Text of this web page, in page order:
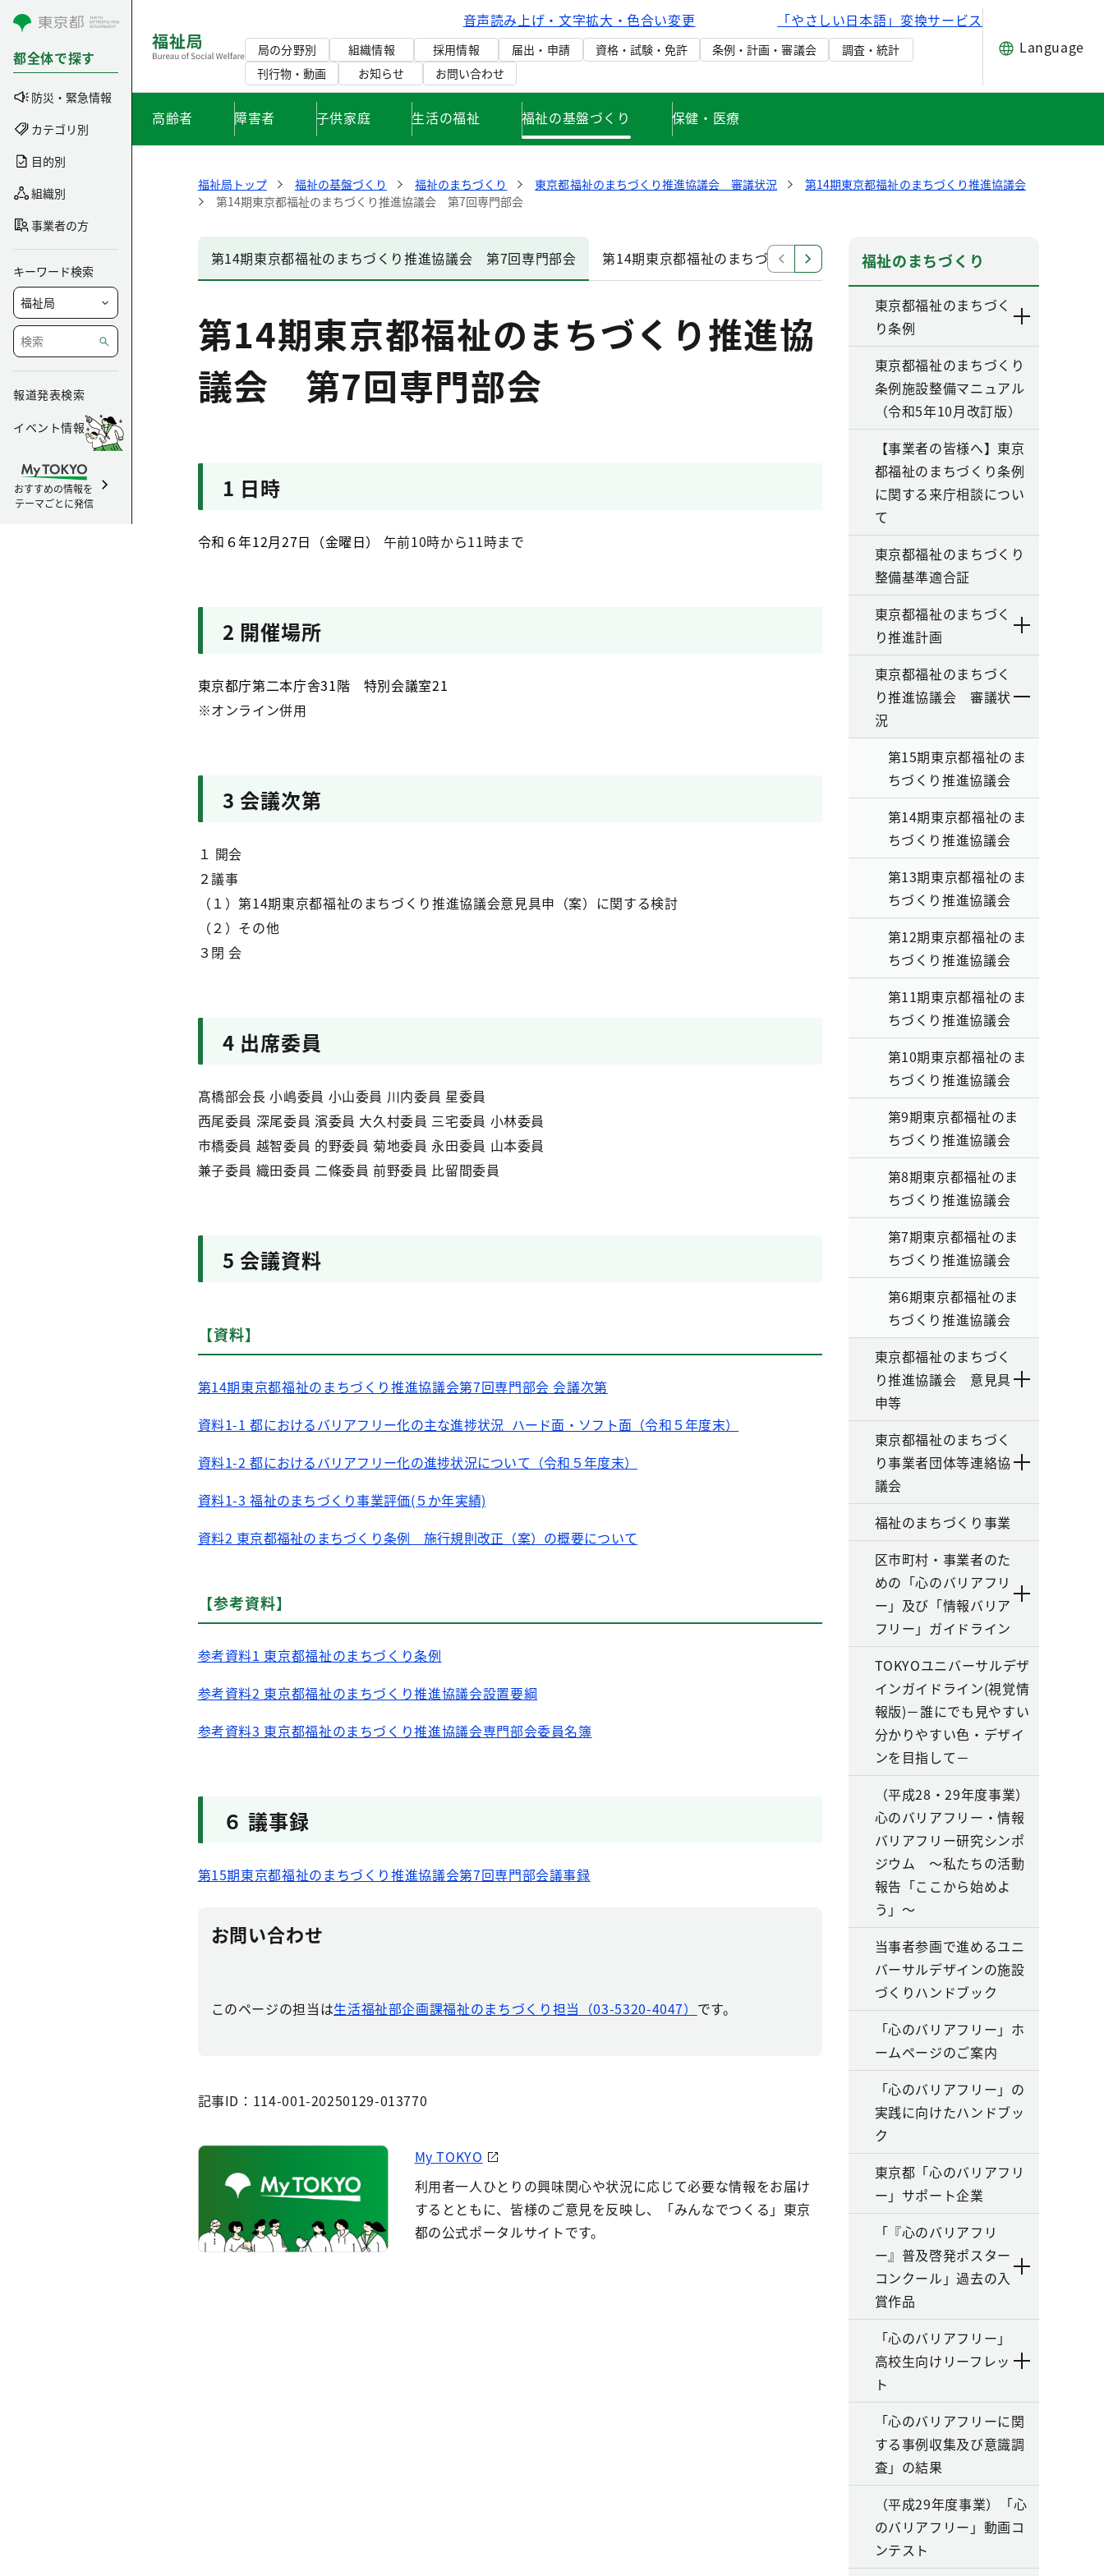
コンテンツにスキップ
都全体で探す
防災・緊急情報
カテゴリ別
目的別
組織別
事業者の方
キーワード検索
報道発表検索
イベント情報
おすすめの情報を
テーマごとに発信
音声読み上げ・文字拡大・色合い変更 「やさしい日本語」変換サービス
局の分野別 組織情報 採用情報 届出・申請 資格・試験・免許 条例・計画・審議会
調査・統計
刊行物・動画
お知らせ お問い合わせ
Language
高齢者 障害者 子供家庭 生活の福祉 福祉の基盤づくり 保健・医療
福祉局トップ 福祉の基盤づくり 福祉のまちづくり 東京都福祉のまちづくり推進協議会 審議状況
第14期東京都福祉のまちづくり推進協議会
第14期東京都福祉のまちづくり推進協議会 第7回専門部会
第14期東京都福祉のまちづくり推進協議会 第7回専門部会 第14期東京都福祉のまちづくり推進協議会 第6回専門部会
第14期東京都福祉のまちづくり推進協
議会 第7回専門部会
1 日時
令和６年12月27日（金曜日） 午前10時から11時まで
2 開催場所
東京都庁第二本庁舎31階 特別会議室21
※オンライン併用
3 会議次第
１ 開会
２議事
（１）第14期東京都福祉のまちづくり推進協議会意見具申（案）に関する検討
（２）その他
３閉 会
4 出席委員
髙橋部会長 小嶋委員 小山委員 川内委員 星委員
西尾委員 深尾委員 濱委員 大久村委員 三宅委員 小林委員
市橋委員 越智委員 的野委員 菊地委員 永田委員 山本委員
兼子委員 織田委員 二條委員 前野委員 比留間委員
5 会議資料
【資料】
第14期東京都福祉のまちづくり推進協議会第7回専門部会 会議次第
資料1-1都におけるバリアフリー化の主な進捗状況_ハード面・ソフト面（令和５年度末）
資料1-2都におけるバリアフリー化の進捗状況について（令和５年度末）
資料1-3福祉のまちづくり事業評価(５か年実績)
資料2 東京都福祉のまちづくり条例 施行規則改正（案）の概要について
【参考資料】
参考資料1 東京都福祉のまちづくり条例
参考資料2 東京都福祉のまちづくり推進協議会設置要綱
参考資料3 東京都福祉のまちづくり推進協議会専門部会委員名簿
６ 議事録
第15期東京都福祉のまちづくり推進協議会第7回専門部会議事録
お問い合わせ
このページの担当は生活福祉部企画課福祉のまちづくり担当（03-5320-4047） です。
記事ID：114-001-20250129-013770
My TOKYO
利用者一人ひとりの興味関心や状況に応じて必要な情報をお届け
するとともに、皆様のご意見を反映し、「みんなでつくる」東京
都の公式ポータルサイトです。
福祉のまちづくり
東京都福祉のまちづく
り条例
東京都福祉のまちづくり
条例施設整備マニュアル
（令和5年10月改訂版）
【事業者の皆様へ】東京
都福祉のまちづくり条例
に関する来庁相談につい
て
東京都福祉のまちづくり
整備基準適合証
東京都福祉のまちづく
り推進計画
東京都福祉のまちづく
り推進協議会 審議状
況
第15期東京都福祉のま
ちづくり推進協議会
第14期東京都福祉のま
ちづくり推進協議会
第13期東京都福祉のま
ちづくり推進協議会
第12期東京都福祉のま
ちづくり推進協議会
第11期東京都福祉のま
ちづくり推進協議会
第10期東京都福祉のま
ちづくり推進協議会
第9期東京都福祉のま
ちづくり推進協議会
第8期東京都福祉のま
ちづくり推進協議会
第7期東京都福祉のま
ちづくり推進協議会
第6期東京都福祉のま
ちづくり推進協議会
東京都福祉のまちづく
り推進協議会 意見具
申等
東京都福祉のまちづく
り事業者団体等連絡協
議会
福祉のまちづくり事業
区市町村・事業者のた
めの「心のバリアフリ
ー」及び「情報バリア
フリー」ガイドライン
TOKYOユニバーサルデザ
インガイドライン(視覚情
報版)－誰にでも見やすい
分かりやすい色・デザイ
ンを目指して－
（平成28・29年度事業）
心のバリアフリー・情報
バリアフリー研究シンポ
ジウム ～私たちの活動
報告「ここから始めよ
う」～
当事者参画で進めるユニ
バーサルデザインの施設
づくりハンドブック
「心のバリアフリー」ホ
ームページのご案内
「心のバリアフリー」の
実践に向けたハンドブッ
ク
東京都「心のバリアフリ
ー」サポート企業
「『心のバリアフリ
ー』普及啓発ポスター
コンクール」過去の入
賞作品
「心のバリアフリー」
高校生向けリーフレッ
ト
「心のバリアフリーに関
する事例収集及び意識調
査」の結果
（平成29年度事業）「心
のバリアフリー」動画コ
ンテスト